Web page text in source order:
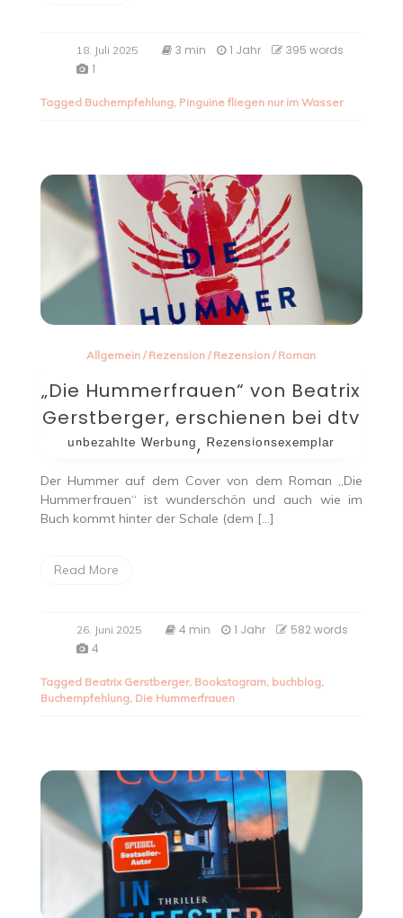
18. Juli 2025 3 min 1 Jahr
395 words
1
Tagged Buchempfehlung, Pinguine fliegen nur im Wasser
Allgemein / Rezension / Rezension / Roman
„Die Hummerfrauen“ von Beatrix
Gerstberger, erschienen bei dtv
ᵘⁿᵇᵉᶻᵃʰˡᵗᵉ ᵂᵉʳᵇᵘⁿᵍ, ᴿᵉᶻᵉⁿˢⁱᵒⁿˢᵉˣᵉᵐᵖˡᵃʳ
Der Hummer auf dem Cover von dem Roman „Die
Hummerfrauen“ ist wunderschön und auch wie im
Buch kommt hinter der Schale (dem […]
Read More
26. Juni 2025 4 min 1 Jahr
582 words
4
Tagged Beatrix Gerstberger, Bookstagram, buchblog,
Buchempfehlung, Die Hummerfrauen